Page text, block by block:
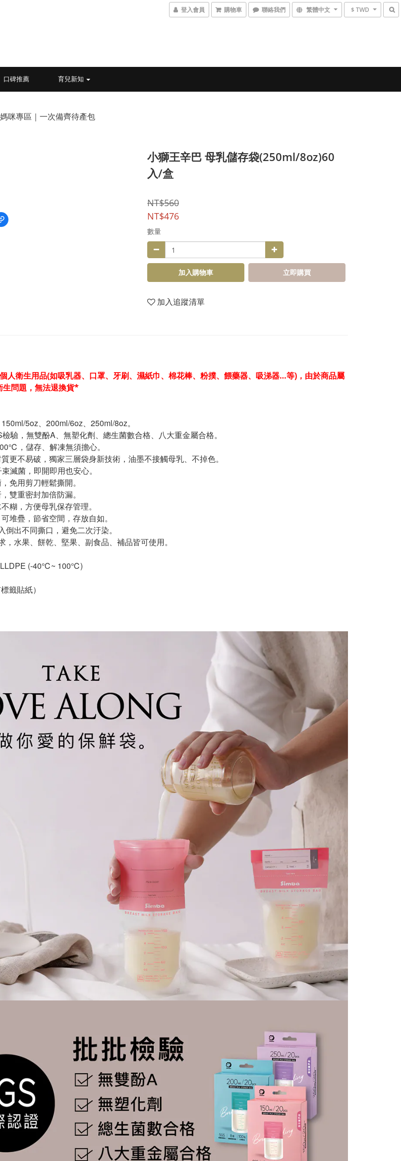
登入會員 購物車 聯絡我們 繁體中文 $ TWD
口碑推薦 育兒新知
咪專區｜一次備齊待產包
小獅王辛巴 母乳儲存袋(250ml/8oz)60
入/盒
NT$560
NT$476
數量
加入購物車 立即購買
加入追蹤清單
人衛生用品(如吸乳器、口罩、牙刷、濕紙巾、棉花棒、粉撲、餵藥器、吸涕器…等)，由於商品屬
生問題，無法退換貨*
5oz、200ml/6oz、250ml/8oz。
驗，無雙酚A、無塑化劑、總生菌數合格、八大重金屬合格。
，儲存、解凍無須擔心。
更不易破，獨家三層袋身新技術，油墨不接觸母乳、不掉色。
滅菌，即開即用也安心。
免用剪刀輕鬆撕開。
雙重密封加倍防漏。
糊，方便母乳保存管理。
堆疊，節省空間，存放自如。
倒出不同撕口，避免二次汙染。
，水果、餅乾、堅果、副食品、補品皆可使用。
LLDPE (-40℃~ 100℃)
籤貼紙）